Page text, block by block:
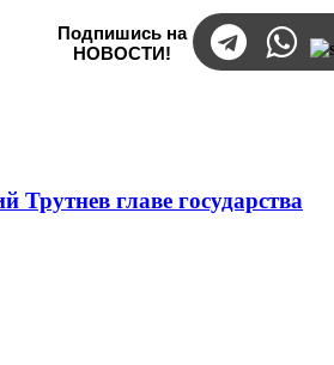
Подпишись на
НОВОСТИ!
главе государства